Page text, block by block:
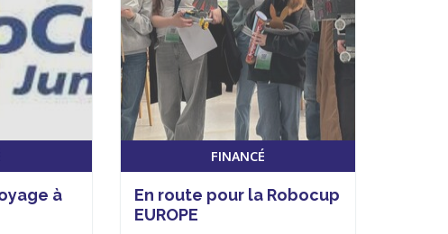
à
FINANCÉ
En route pour la Robocup
EUROPE